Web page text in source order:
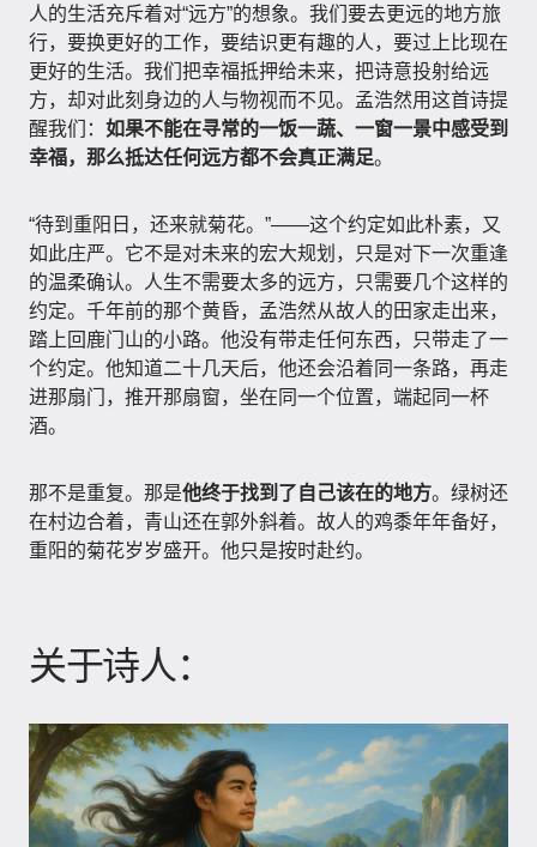
人的生活充斥着对“远方”的想象。我们要去更远的地方旅
行，要换更好的工作，要结识更有趣的人，要过上比现在
更好的生活。我们把幸福抵押给未来，把诗意投射给远
方，却对此刻身边的人与物视而不见。孟浩然用这首诗提
醒我们： 如果不能在寻常的一饭一蔬、一窗一景中感受到
幸福，那么抵达任何远方都不会真正满足。
“待到重阳日，还来就菊花。”——这个约定如此朴素，又
如此庄严。它不是对未来的宏大规划，只是对下一次重逢
的温柔确认。人生不需要太多的远方，只需要几个这样的
约定。千年前的那个黄昏，孟浩然从故人的田家走出来，
踏上回鹿门山的小路。他没有带走任何东西，只带走了一
个约定。他知道二十几天后，他还会沿着同一条路，再走
进那扇门，推开那扇窗，坐在同一个位置，端起同一杯
酒。
那不是重复。那是他终于找到了自己该在的地方。绿树还
在村边合着，青山还在郭外斜着。故人的鸡黍年年备好，
重阳的菊花岁岁盛开。他只是按时赴约。
关于诗人：